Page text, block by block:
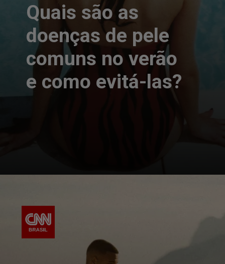
Quais são as
doenças de pele
comuns no verão
e como evitá-las?